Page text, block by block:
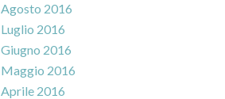
Agosto 2016
Luglio 2016
Giugno 2016
Maggio 2016
Aprile 2016